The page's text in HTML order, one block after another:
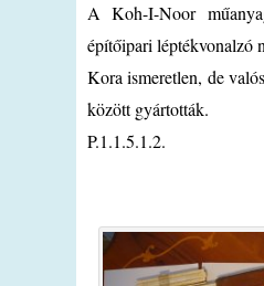
A Koh-I-Noor
építőipari léptékvonalzó
Kora ismeretlen, de
között gyártották.
P.1.1.5.1.2.